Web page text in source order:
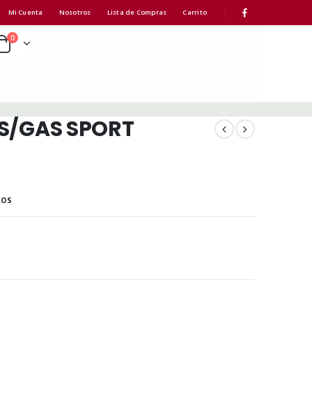
Mi Cuenta Nosotros Lista de Compras Carrito
0
GAS SPORT